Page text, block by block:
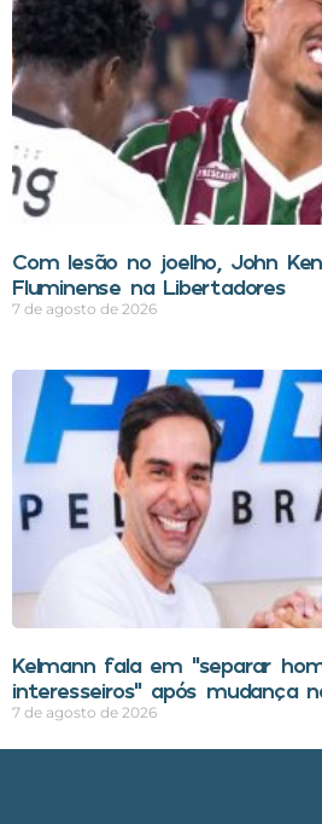
Com lesão no joelho, John
Fluminense na Libertadores
7 de agosto de 2026
Kelmann fala em “separar
interesseiros” após mudança
7 de agosto de 2026